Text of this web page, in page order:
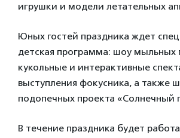
игрушки и модели летательных
Юных гостей праздника ждет
детская программа: шоу мыльных
кукольные и интерактивные
выступления фокусника, а также
подопечных проекта «Солнечный
В течение праздника будет